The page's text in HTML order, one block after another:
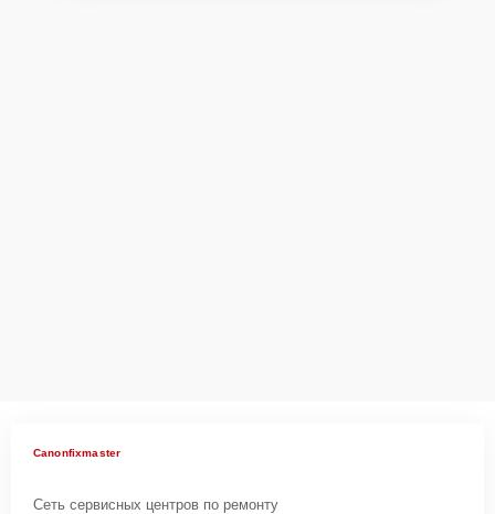
Canonfixmaster
Сеть сервисных центров по ремонту